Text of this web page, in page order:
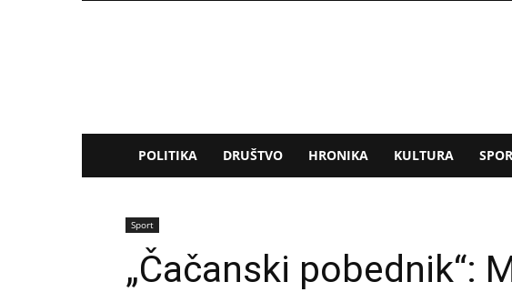
POLITIKA DRUŠTVO HRONIKA KULTURA
Sport
„Čačanski pobednik“: